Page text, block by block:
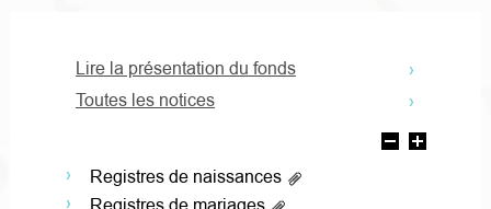
Lire la présentation du fonds
Toutes les notices
Registres de naissances